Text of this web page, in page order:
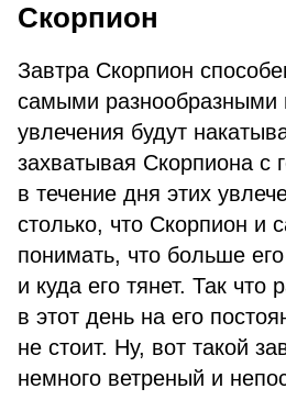
Скорпион
Завтра Скорпион
самыми
увлечения будут
захватывая Скорпиона с
в течение дня этих
столько, что Скорпион и
понимать, что больше
и куда его тянет. Так что
в этот день на его
не стоит. Ну, вот такой
немного ветреный и